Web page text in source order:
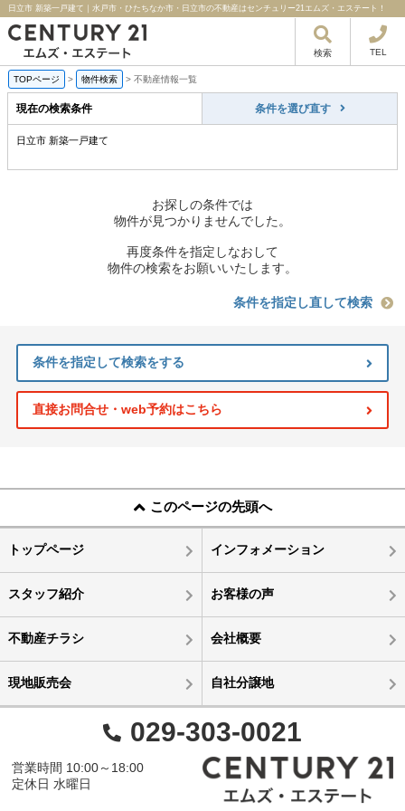
日立市 新築一戸建て｜水戸市・ひたちなか市・日立市の不動産はセンチュリー21エムズ・エステート！
検索 TEL
TOPページ > 物件検索 > 不動産情報一覧
現在の検索条件 条件を選び直す
日立市 新築一戸建て
お探しの条件では
物件が見つかりませんでした。
再度条件を指定しなおして
物件の検索をお願いいたします。
条件を指定し直して検索
条件を指定して検索をする
直接お問合せ・web予約はこちら
このページの先頭へ
トップページ インフォメーション
スタッフ紹介 お客様の声
不動産チラシ 会社概要
現地販売会 自社分譲地
029-303-0021
営業時間 10:00～18:00
定休日 水曜日